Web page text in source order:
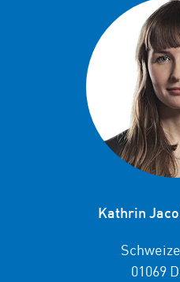
Kathrin
01069